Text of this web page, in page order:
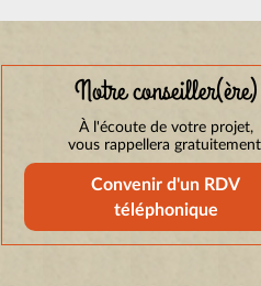
Notre conseiller(ère)
À l'écoute de votre projet,
vous rappellera
Convenir d'un RDV
téléphonique